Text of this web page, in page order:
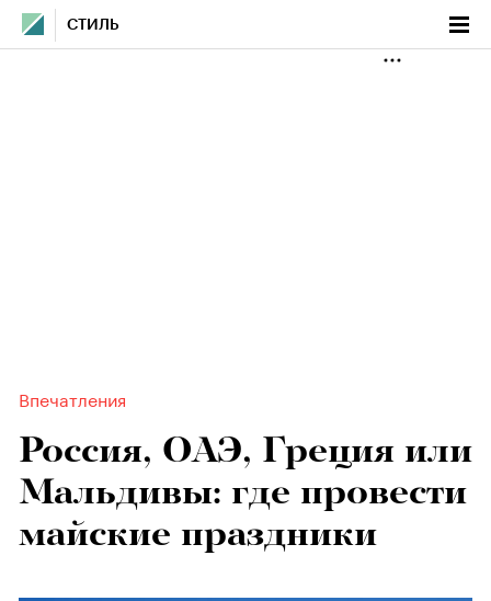
СТИЛЬ
Впечатления
Россия, ОАЭ, Греция или
Мальдивы: где провести
майские праздники